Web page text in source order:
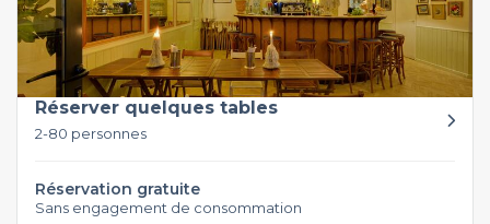
Réserver quelques tables
2-80 personnes
Réservation gratuite
Sans engagement de consommation